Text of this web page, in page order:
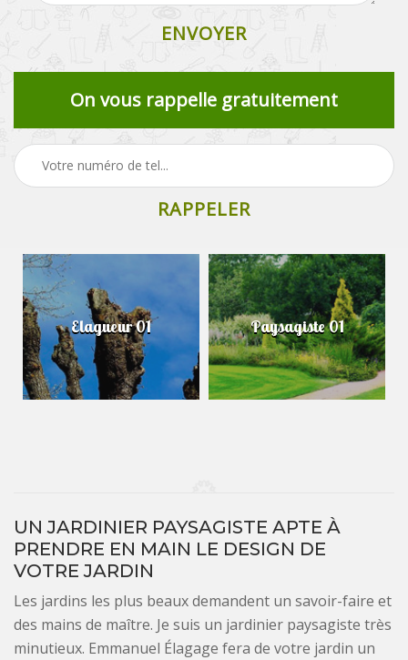
On vous rappelle gratuitement
Elagueur 01 Paysagiste 01
UN JARDINIER PAYSAGISTE APTE À
PRENDRE EN MAIN LE DESIGN DE
VOTRE JARDIN
Les jardins les plus beaux demandent un savoir-faire et
des mains de maître. Je suis un jardinier paysagiste très
minutieux. Emmanuel Élagage fera de votre jardin un